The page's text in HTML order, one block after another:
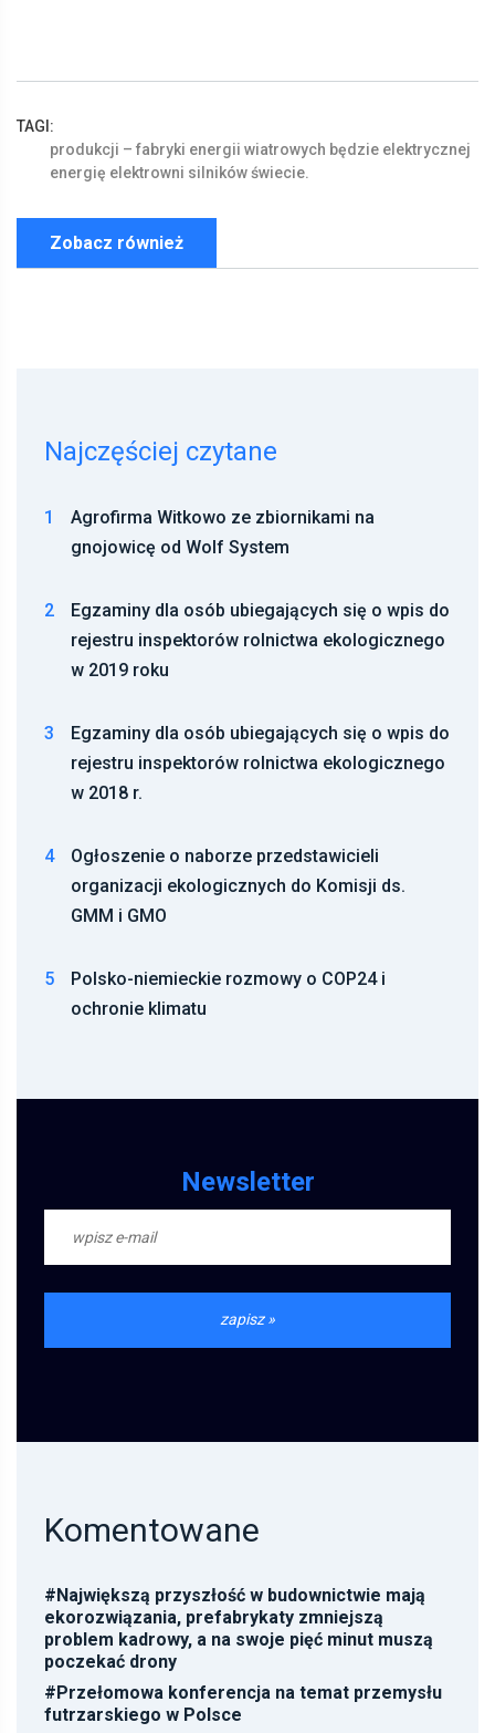
TAGI:
produkcji – fabryki energii wiatrowych będzie elektrycznej
energię elektrowni silnikówświecie.
Zobacz również
Najczęściej czytane
1
Agrofirma Witkowo ze zbiornikami na
gnojowicę od Wolf System
2
Egzaminy dla osób ubiegających się o wpis do
rejestru inspektorów rolnictwa ekologicznego
w 2019 roku
3
Egzaminy dla osób ubiegających się o wpis do
rejestru inspektorów rolnictwa ekologicznego
w 2018 r.
4
Ogłoszenie o naborze przedstawicieli
organizacji ekologicznych do Komisji ds.
GMM i GMO
5
Polsko-niemieckie rozmowy o COP24 i
ochronie klimatu
Newsletter
Komentowane
#Największą przyszłość w budownictwie mają
ekorozwiązania, prefabrykaty zmniejszą
problem kadrowy, a na swoje pięć minut muszą
poczekać drony
#Przełomowa konferencja na temat przemysłu
futrzarskiego w Polsce